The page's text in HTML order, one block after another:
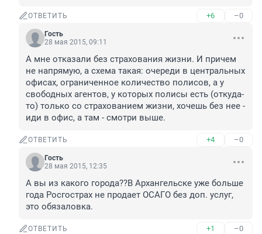
ОТВЕТИТЬ +6 –0
Гость
28 мая 2015, 09:11
А мне отказали без страхования жизни. И причем
не напрямую, а схема такая: очереди в центральных
офисах, ограниченное количество полисов, а у
свободных агентов, у которых полисы есть (откуда-
то) только со страхованием жизни, хочешь без нее -
иди в офис, а там - смотри выше.
ОТВЕТИТЬ +4 –0
Гость
28 мая 2015, 12:35
А вы из какого города??В Архангельске уже больше
года Росгострах не продает ОСАГО без доп. услуг,
это обязаловка.
ОТВЕТИТЬ +1 –0